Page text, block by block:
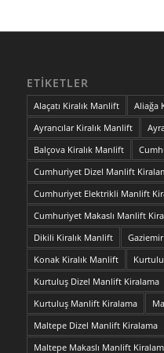
ETIKETLER
Alaçatı Kiralık Manlift
Aliağa
Ayrancılar Kiralık Manlift
Balçova Kiralık Manlift
Cumhuriyet Dizel Manlift
Cumhuriyet Elektrikli Manlift
Cumhuriyet Makaslı Manlift
Dikili Kiralık Manlift
Konak Kiralık Manlift
Kurtuluş Dizel Manlift Kiralama
Kurtuluş Manlift Kiralama
Maltepe Dizel Manlift Kiralama
Maltepe Makaslı Manlift